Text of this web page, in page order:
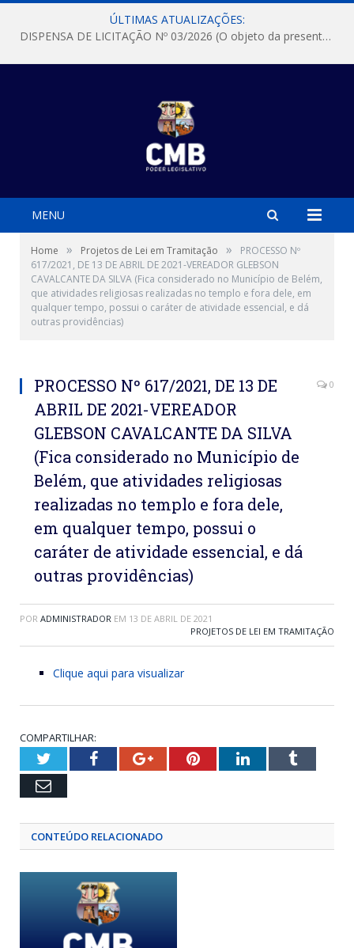
ÚLTIMAS ATUALIZAÇÕES:
DISPENSA DE LICITAÇÃO Nº 03/2026 (O objeto da presente dispensa é a escolha da proposta mais vantajosa para a aquisição, de aparelhos de ar condicionado, tipo Split, com material de instalação e fogão industrial, conforme condições, quantidades e exigências estabelecidas no termo de referencia e neste aviso de contratação direta e seus anexos)
MENU
Home » Projetos de Lei em Tramitação »
PROCESSO Nº
617/2021, DE 13 DE ABRIL DE 2021-VEREADOR GLEBSON
CAVALCANTE DA SILVA (Fica considerado no Município de Belém,
que atividades religiosas realizadas no templo e fora dele, em
qualquer tempo, possui o caráter de atividade essencial, e dá
outras providências)
PROCESSO Nº 617/2021, DE 13 DE
ABRIL DE 2021-VEREADOR
GLEBSON CAVALCANTE DA SILVA
(Fica considerado no Município de
Belém, que atividades religiosas
realizadas no templo e fora dele,
em qualquer tempo, possui o
caráter de atividade essencial, e dá
outras providências)
0
POR ADMINISTRADOR EM 13 DE ABRIL DE 2021
PROJETOS DE LEI EM TRAMITAÇÃO
Clique aqui para visualizar
COMPARTILHAR:
TwitterFacebookGoogle+PinterestLinkedInTumblr
Email
CONTEÚDO RELACIONADO